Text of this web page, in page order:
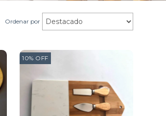
Ordenar por
10% OFF